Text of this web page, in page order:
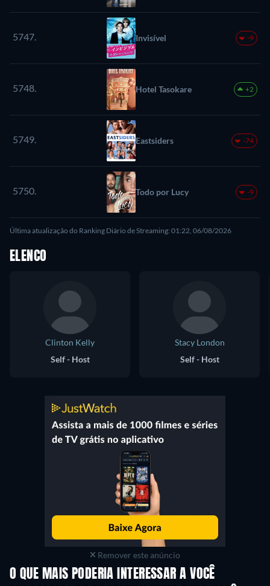
5747. Invisível -9
5748. Hotel Tasokare +2
5749. Eastsiders -74
5750. Todo por Lucy -9
Última atualização do Ranking Diário de Streaming: 01:22, 06/08/2026
ELENCO
Clinton Kelly
Self - Host
Stacy London
Self - Host
Remover este anúncio
O QUE MAIS PODERIA INTERESSAR A VOCÊ
Série Série